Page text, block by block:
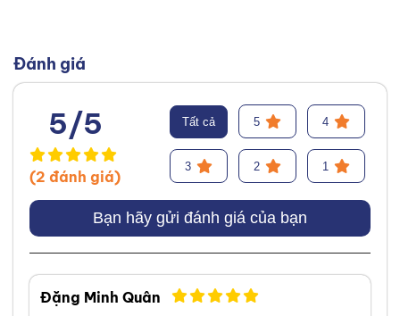
cân bằng lốp hiệu suất cao.
Trước đó, tôi đã tích lũy kinh
nghiệm tại hãng Mercedes với vai
trò kỹ sư Công Nghệ Ô Tô. Tôi tự
hào đã tư vấn thành công cho
hơn 3000+ khách hàng, giúp họ
lựa chọn được loại lốp phù hợp,
từ đó cải thiện hiệu suất và an
toàn khi vận hành xe. Chuyên
môn của tôi tập trung vào việc
Đánh giá
5/5
(2 đánh giá)
Tất cả 5 4
3 2 1
Bạn hãy gửi đánh giá của bạn
Đặng Minh Quân